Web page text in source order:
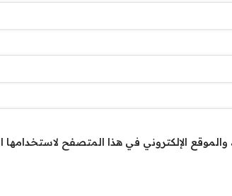
الإلكتروني في هذا المتصفح لاستخدامها